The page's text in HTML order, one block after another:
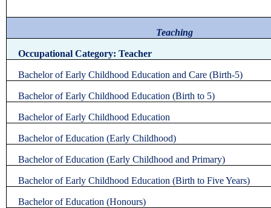
Teaching
Occupational Category: Teacher
Bachelor of Early Childhood Education and Care (Birth-5)
Bachelor of Early Childhood Education (Birth to 5)
Bachelor of Early Childhood Education
Bachelor of Education (Early Childhood)
Bachelor of Education (Early Childhood and Primary)
Bachelor of Early Childhood Education (Birth to Five Years)
Bachelor of Education (Honours)